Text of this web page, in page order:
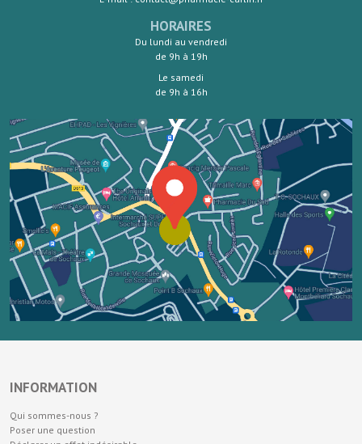
HORAIRES
Du lundi au vendredi
de 9h à 19h
Le samedi
de 9h à 16h
INFORMATION
Qui sommes-nous ?
Poser une question